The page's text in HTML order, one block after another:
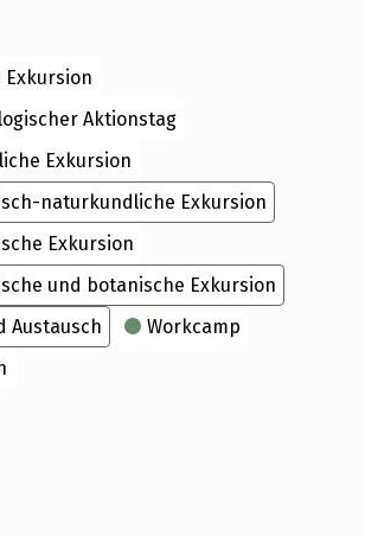
Exkursion
Aktionstag
Exkursion
naturkundliche Exkursion
Exkursion
und botanische Exkursion
Austausch
Workcamp